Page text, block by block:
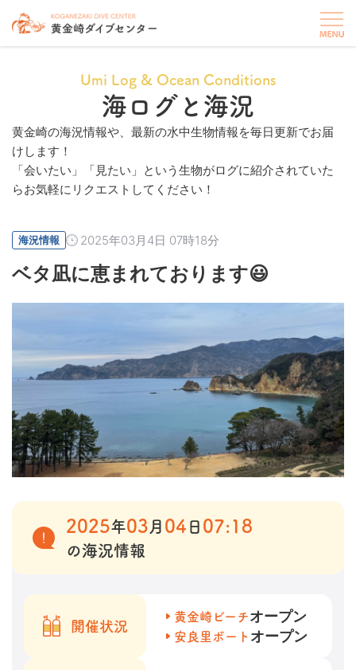
Umi Log & Ocean Conditions
海ログと海況
黄金崎の海況情報や、最新の水中生物情報を毎日更新でお届
けします！
「会いたい」「見たい」という生物がログに紹介されていた
らお気軽にリクエストしてください！
海況情報 2025年03月4日 07時18分
ベタ凪に恵まれております😃
2025年03 月 04 日 07:18
の海況情報
開催状況
黄金崎ビーチオープン
安良里ボート オープン